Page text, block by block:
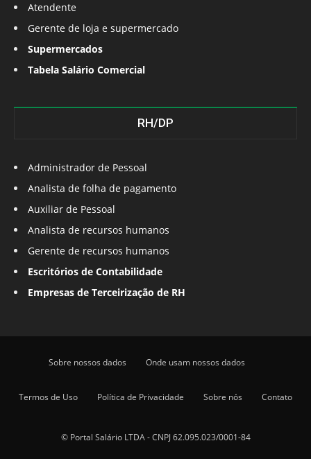
Atendente
Gerente de loja e supermercado
Supermercados
Tabela Salário Comercial
RH/DP
Administrador de Pessoal
Analista de folha de pagamento
Auxiliar de Pessoal
Analista de recursos humanos
Gerente de recursos humanos
Escritórios de Contabilidade
Empresas de Terceirização de RH
Sobre nossos dados Onde usam nossos dados
Termos de Uso Política de Privacidade Sobre nós Contato
© Portal Salário LTDA - CNPJ 62.095.023/0001-84